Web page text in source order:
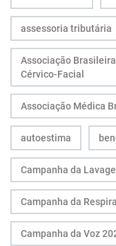
assessoria tributária
Associação
Cérvico-Facial
Associação Médica
autoestima
Campanha da
Campanha da
Campanha da Voz